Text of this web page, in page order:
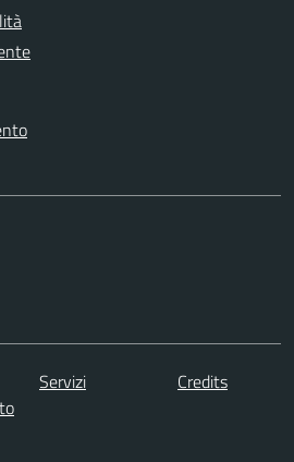
Servizi
Credits